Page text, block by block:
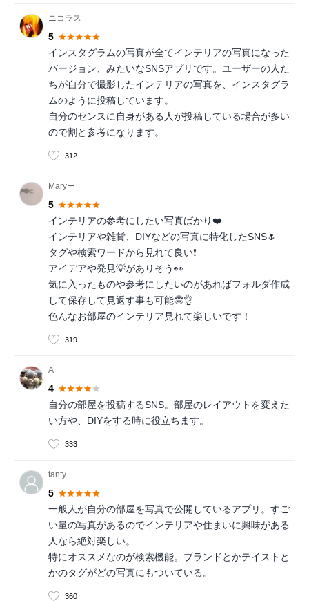
ニコラス
5
インスタグラムの写真が全てインテリアの写真になった
バージョン、みたいなSNSアプリです。ユーザーの人た
ちが自分で撮影したインテリアの写真を、インスタグラ
ムのように投稿しています。
自分のセンスに自身がある人が投稿している場合が多い
ので割と参考になります。
312
Maryー
5
インテリアの参考にしたい写真ばかり❤️
インテリアや雑貨、DIYなどの写真に特化したSNS🌷
タグや検索ワードから見れて良い❗️
アイデアや発見💡がありそう👀
気に入ったものや参考にしたいのがあればフォルダ作成
して保存して見返す事も可能🤓👌
色んなお部屋のインテリア見れて楽しいです！
319
A
4
自分の部屋を投稿するSNS。部屋のレイアウトを変えた
い方や、DIYをする時に役立ちます。
333
tanty
5
一般人が自分の部屋を写真で公開しているアプリ。すご
い量の写真があるのでインテリアや住まいに興味がある
人なら絶対楽しい。
特にオススメなのが検索機能。ブランドとかテイストと
かのタグがどの写真にもついている。
360